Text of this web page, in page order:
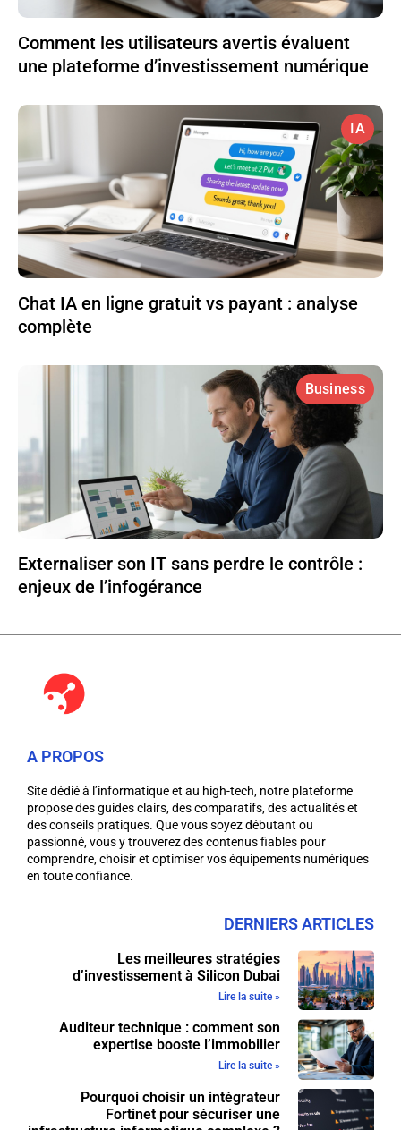
Comment les utilisateurs avertis évaluent
une plateforme d’investissement numérique
IA
Chat IA en ligne gratuit vs payant : analyse
complète
Business
Externaliser son IT sans perdre le contrôle :
enjeux de l’infogérance
A PROPOS
Site dédié à l’informatique et au high-tech, notre plateforme
propose des guides clairs, des comparatifs, des actualités et
des conseils pratiques. Que vous soyez débutant ou
passionné, vous y trouverez des contenus fiables pour
comprendre, choisir et optimiser vos équipements numériques
en toute confiance.
DERNIERS ARTICLES
Les meilleures stratégies
d’investissement à Silicon Dubai
Lire la suite »
Auditeur technique : comment son
expertise booste l’immobilier
Lire la suite »
Pourquoi choisir un intégrateur
Fortinet pour sécuriser une